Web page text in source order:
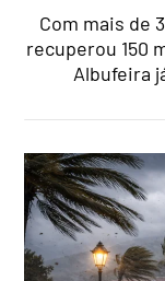
Com mais de
recuperou 150
Albufeira